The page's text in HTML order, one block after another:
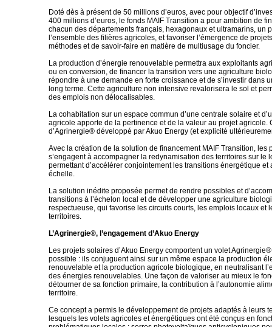
Doté dès à présent de 50 millions d’euros, avec pour objectif
400 millions d’euros, le fonds MAIF Transition a pour ambition de
chacun des départements français, hexagonaux et ultramarins, un
l’ensemble des filières agricoles, et favoriser l’émergence de
méthodes et de savoir-faire en matière de multiusage du foncier.
La production d’énergie renouvelable permettra aux exploitants
ou en conversion, de financer la transition vers une agriculture
répondre à une demande en forte croissance et de s’investir dans
long terme. Cette agriculture non intensive revalorisera le sol et
des emplois non délocalisables.
La cohabitation sur un espace commun d’une centrale solaire et
agricole apporte de la pertinence et de la valeur au projet agricole.
d’Agrinergie® développé par Akuo Energy (et explicité
Avec la création de la solution de financement MAIF Transition, les
s’engagent à accompagner la redynamisation des territoires sur le
permettant d’accélérer conjointement les transitions énergétique et
échelle.
La solution inédite proposée permet de rendre possibles et
transitions à l’échelon local et de développer une agriculture
respectueuse, qui favorise les circuits courts, les emplois locaux et
territoires.
L’Agrinergie®, l’engagement d’Akuo Energy
Les projets solaires d’Akuo Energy comportent un volet
possible : ils conjuguent ainsi sur un même espace la production
renouvelable et la production agricole biologique, en neutralisant
des énergies renouvelables. Une façon de valoriser au mieux le
détourner de sa fonction primaire, la contribution à l’autonomie
territoire.
Ce concept a permis le développement de projets adaptés à leurs
lesquels les volets agricoles et énergétiques ont été conçus en